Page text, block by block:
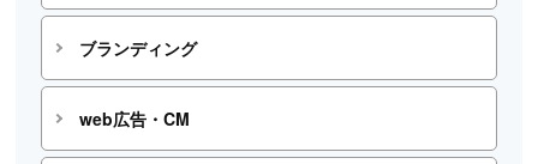
ブランディング
web広告・CM